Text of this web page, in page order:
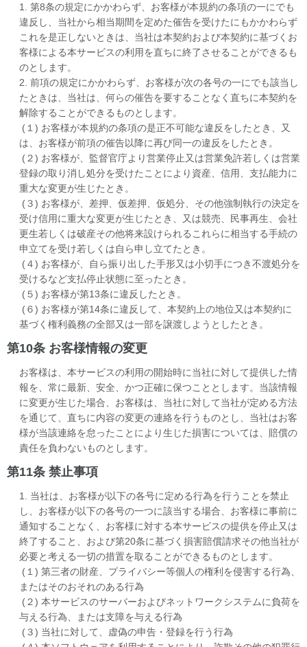
1. 第8条の規定にかかわらず、お客様が本規約の条項の一にでも
違反し、当社から相当期間を定めた催告を受けたにもかかわらず
これを是正しないときは、当社は本契約および本契約に基づくお
客様による本サービスの利用を直ちに終了させることができるも
のとします。
2. 前項の規定にかかわらず、お客様が次の各号の一にでも該当し
たときは、当社は、何らの催告を要することなく直ちに本契約を
解除することができるものとします。
(１) お客様が本規約の条項の是正不可能な違反をしたとき、又
は、お客様が前項の催告以降に再び同一の違反をしたとき。
(２) お客様が、監督官庁より営業停止又は営業免許若しくは営業
登録の取り消し処分を受けたことにより資産、信用、支払能力に
重大な変更が生じたとき。
(３) お客様が、差押、仮差押、仮処分、その他強制執行の決定を
受け信用に重大な変更が生じたとき、又は競売、民事再生、会社
更生若しくは破産その他将来設けられるこれらに相当する手続の
申立てを受け若しくは自ら申し立てたとき。
(４) お客様が、自ら振り出した手形又は小切手につき不渡処分を
受けるなど支払停止状態に至ったとき。
(５) お客様が第13条に違反したとき。
(６) お客様が第14条に違反して、本契約上の地位又は本契約に
基づく権利義務の全部又は一部を譲渡しようとしたとき。
第10条 お客様情報の変更
お客様は、本サービスの利用の開始時に当社に対して提供した情
報を、常に最新、安全、かつ正確に保つこととします。当該情報
に変更が生じた場合、お客様は、当社に対して当社が定める方法
を通じて、直ちに内容の変更の連絡を行うものとし、当社はお客
様が当該連絡を怠ったことにより生じた損害については、賠償の
責任を負わないものとします。
第11条 禁止事項
1. 当社は、お客様が以下の各号に定める行為を行うことを禁止
し、お客様が以下の各号の一つに該当する場合、お客様に事前に
通知することなく、お客様に対する本サービスの提供を停止又は
終了すること、および第20条に基づく損害賠償請求その他当社が
必要と考える一切の措置を取ることができるものとします。
(１) 第三者の財産、プライバシー等個人の権利を侵害する行為、
またはそのおそれのある行為
(２) 本サービスのサーバーおよびネットワークシステムに負荷を
与える行為、または支障を与える行為
(３) 当社に対して、虚偽の申告・登録を行う行為